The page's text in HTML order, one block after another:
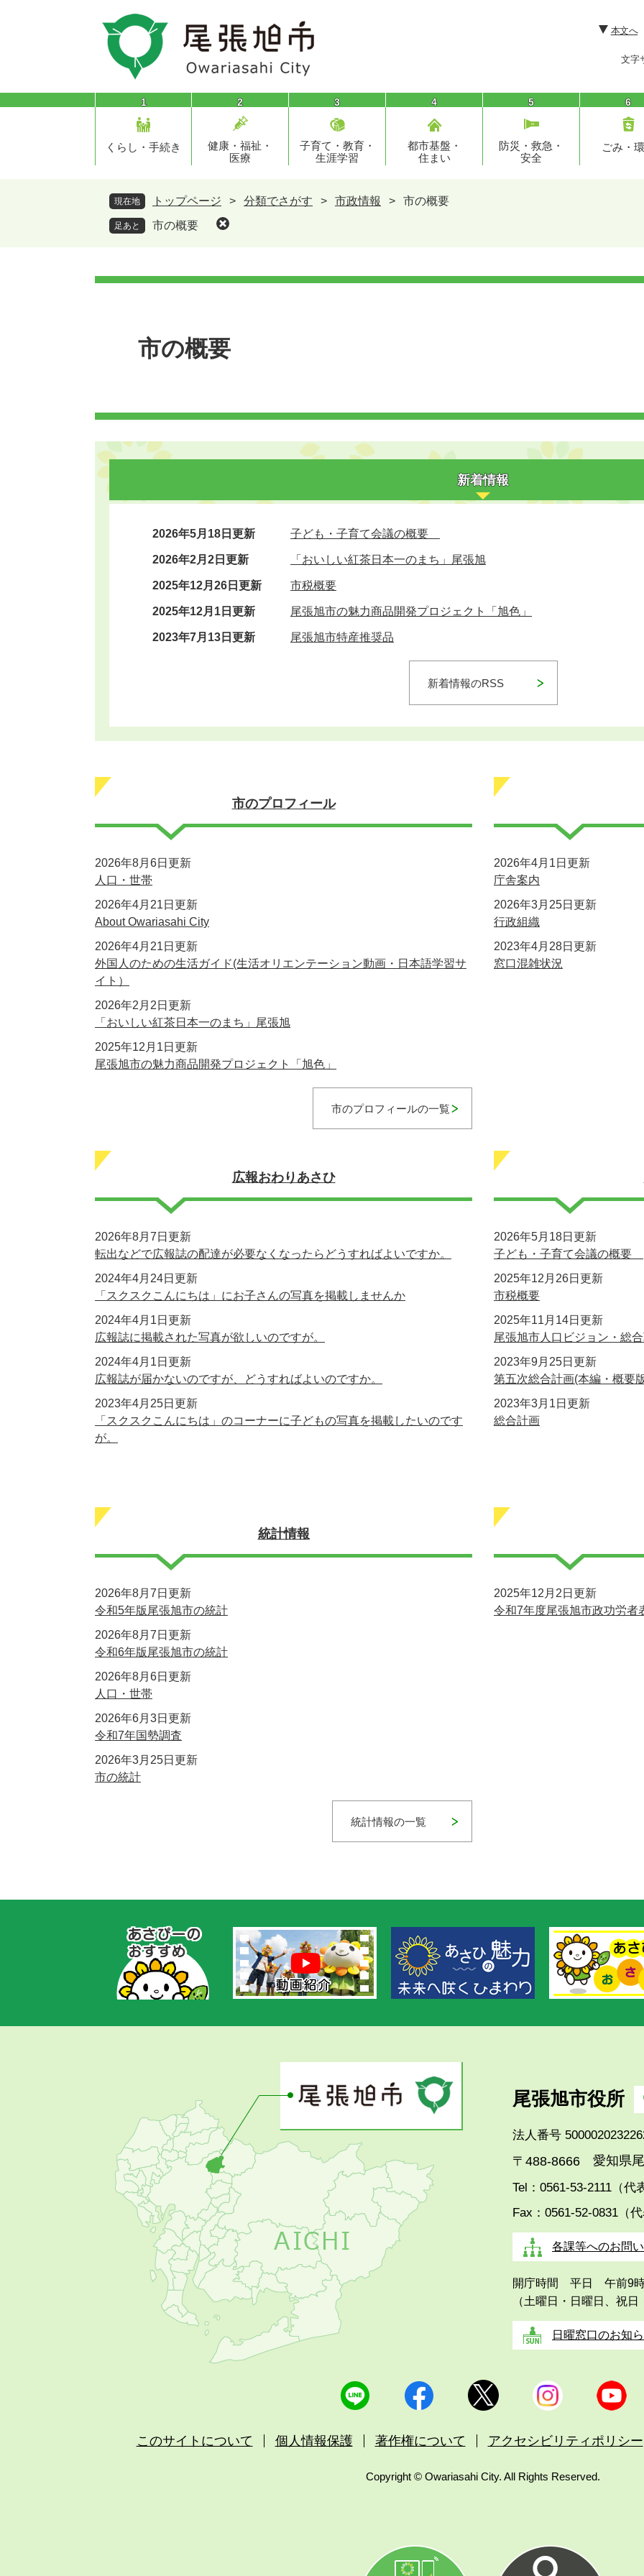
頭
飛
本文へ
文字
1
くらし・手続き
2
健康・福祉・
医療
3
子育て・教育・
生涯学習
4
都市基盤・
住まい
5
防災・救急・
安全
6
ごみ・
現在地 トップページ > 分類でさがす > 市政情報 > 市の概要
足あと 市の概要
本
市の概要
新着情報
2026年5月18日更新 子ども・子育て会議の概要
2026年2月2日更新 「おいしい紅茶日本一のまち」尾張旭
2025年12月26日更新 市税概要
2025年12月1日更新 尾張旭市の魅力商品開発プロジェクト「旭色」
2023年7月13日更新 尾張旭市特産推奨品
新着情報のRSS
市のプロフィール
2026年8月6日更新
人口・世帯
2026年4月21日更新
About Owariasahi City
2026年4月21日更新
外国人のための生活ガイド(生活オリエンテーション動画・日本語学習サ
イト）
2026年2月2日更新
「おいしい紅茶日本一のまち」尾張旭
2025年12月1日更新
尾張旭市の魅力商品開発プロジェクト「旭色」
市のプロフィールの一覧
2026年4月1日更新
庁舎案内
2026年3月25日更新
行政組織
2023年4月28日更新
窓口混雑状況
広報おわりあさひ
2026年8月7日更新
転出などで広報誌の配達が必要なくなったらどうすればよいですか。
2024年4月24日更新
「スクスクこんにちは」にお子さんの写真を掲載しませんか
2024年4月1日更新
広報誌に掲載された写真が欲しいのですが。
2024年4月1日更新
広報誌が届かないのですが、どうすればよいのですか。
2023年4月25日更新
「スクスクこんにちは」のコーナーに子どもの写真を掲載したいのです
が。
2026年5月18日更新
子ども・子育て会議の概要
2025年12月26日更新
市税概要
2025年11月14日更新
尾張旭市人口ビジョン・総
2023年9月25日更新
第五次総合計画(本編・概要
2023年3月1日更新
総合計画
統計情報
2026年8月7日更新
令和5年版尾張旭市の統計
2026年8月7日更新
令和6年版尾張旭市の統計
2026年8月6日更新
人口・世帯
2026年6月3日更新
令和7年国勢調査
2026年3月25日更新
市の統計
統計情報の一覧
2025年12月2日更新
令和7年度尾張旭市政功労者
あ
す
め
尾張旭市役所
法人番号
〒488-8666 愛知県
Tel：0561-53-2111（代
Fax：0561-52-0831（
各課等へのお問
開庁時間 平日 午前9時
（土曜日・日曜日、祝
日曜窓口のお知
このサイトについて 個人情報保護 著作権について アクセシビリティポリシー
Copyright © Owariasahi City. All Rights Reserved.